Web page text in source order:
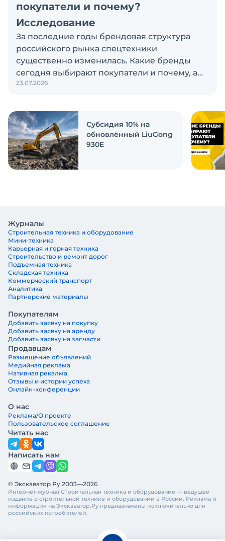
покупатели и почему?
Исследование
За последние годы брендовая структура
российского рынка спецтехники
существенно изменилась. Какие бренды
сегодня выбирают покупатели и почему, а
также кого считают лидерами рынка?
ответить на эти вопросы
23.07.2026
Субсидия 10% на
обновлённый LiuGong
930E
Журналы
Строительная техника и оборудование
Мини-техника
Карьерная и горная техника
Строительство и ремонт дорог
Подъемная техника
Складская техника
Коммерческий транспорт
Аналитика
Партнерские материалы
Покупателям
Добавить заявку на покупку
Добавить заявку на аренду
Добавить заявку на запчасти
Продавцам
Размещение объявлений
Медийная реклама
Нативная рекалма
Отзывы и истории успеха
Онлайн-конференции
О нас
Реклама/О проекте
Пользовательское соглашение
Читать нас
Написать нам
© Экскаватор Ру 2003—2026
Интернет-журнал Строительная техника и оборудование — ведущее
издание о строительной технике и оборудовании в России. Реклама и
информация на Экскаватор.Ру предназначены исключительно для
российских потребителей.